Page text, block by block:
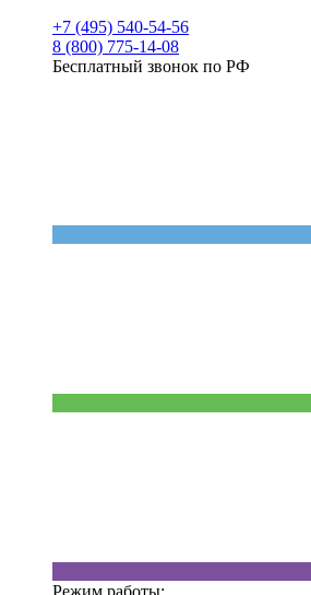
+7 (495) 540-54-56
8 (800) 775-14-08
Бесплатный звонок по РФ
Режим работы: